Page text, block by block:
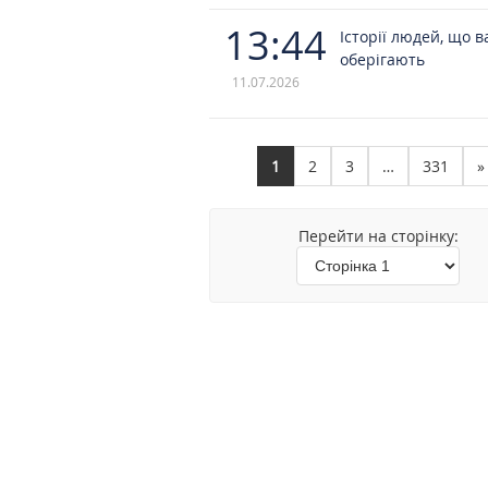
13:44
11.07.2026
Історії людей, що
оберігають
1 2 3 … 331 »
Перейти на сторінку: